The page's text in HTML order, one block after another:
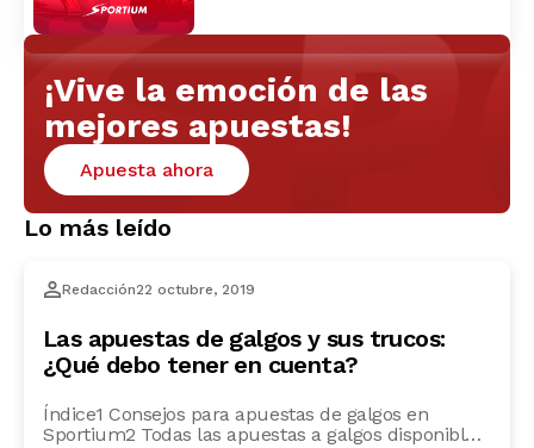
¡Vive la emoción de las
mejores apuestas!
Apuesta ahora
Lo más leído
Redacción22 octubre, 2019
Las apuestas de galgos y sus trucos:
¿Qué debo tener en cuenta?
Índice1 Consejos para apuestas de galgos en
Sportium2 Todas las apuestas a galgos disponibles